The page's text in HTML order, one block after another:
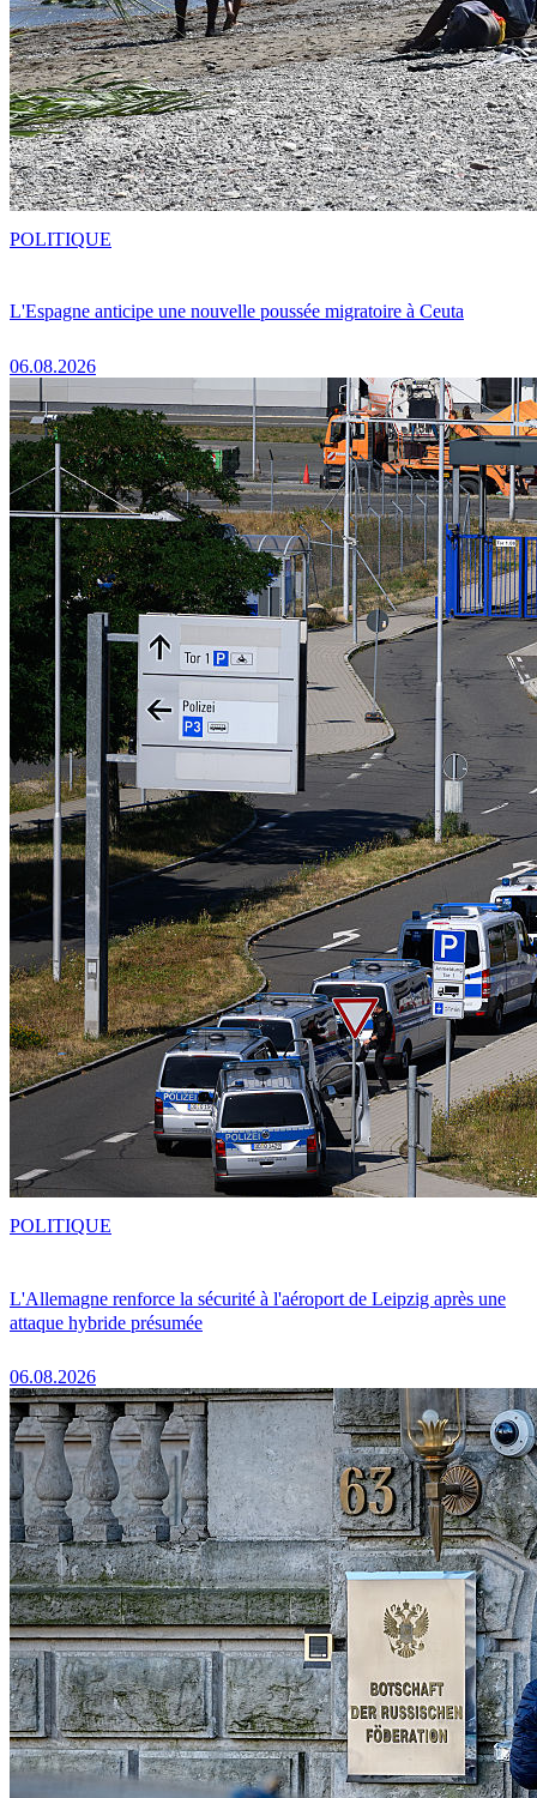
L'Espagne anticipe une nouvelle poussée migratoire à Ceuta
06.08.2026
POLITIQUE
L'Allemagne renforce la sécurité à l'aéroport de Leipzig après une
attaque hybride présumée
06.08.2026
POLITIQUE